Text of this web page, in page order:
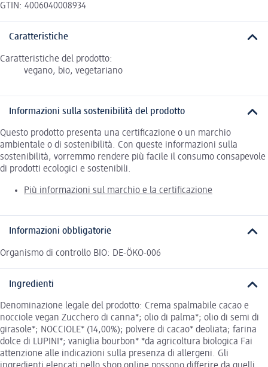
GTIN: 4006040008934
Caratteristiche
Caratteristiche del prodotto:
vegano, bio, vegetariano
Informazioni sulla sostenibilità del prodotto
Questo prodotto presenta una certificazione o un marchio
ambientale o di sostenibilità. Con queste informazioni sulla
sostenibilità, vorremmo rendere più facile il consumo consapevole
di prodotti ecologici e sostenibili.
Più informazioni sul marchio e la certificazione
Informazioni obbligatorie
Organismo di controllo BIO: DE-ÖKO-006
Ingredienti
Denominazione legale del prodotto: Crema spalmabile cacao e
nocciole vegan Zucchero di canna*; olio di palma*; olio di semi di
girasole*; NOCCIOLE* (14,00%); polvere di cacao* deoliata; farina
dolce di LUPINI*; vaniglia bourbon* *da agricoltura biologica Fai
attenzione alle indicazioni sulla presenza di allergeni. Gli